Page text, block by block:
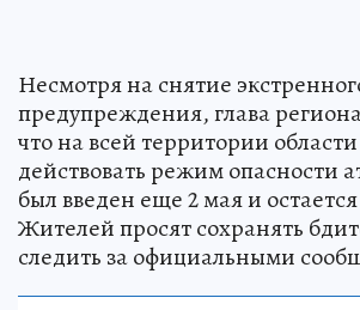
Несмотря на снятие
предупреждения, глава
что на всей территории
действовать режим опасности
был введен еще 2 мая и
Жителей просят сохранять
следить за официальными